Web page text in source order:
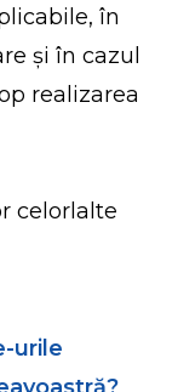
în
și în cazul
realizarea
celorlalte
urile